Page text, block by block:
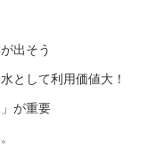
出そう
として利用価値大！
が重要